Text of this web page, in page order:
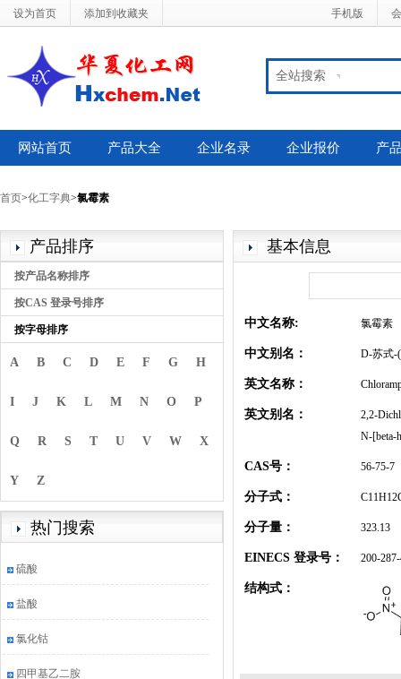
设为首页 添加到收藏夹 手机版
全站搜索
网站首页 产品大全 企业名录 企业报价 产
首页>化工字典>氯霉素
产品排序
按产品名称排序
按CAS 登录号排序
按字母排序
A B C D E F G H
I J K L M N O P
Q R S T U V W X
Y Z
热门搜索
硫酸
盐酸
氯化钴
四甲基乙二胺
基本信息
中文名称: 氯霉素
中文别名： D-苏式-
英文名称：
英文别名：
2,2-
N-[beta-
CAS号： 56-75-7
分子式：
分子量： 323.13
EINECS 登录号： 200-
结构式：